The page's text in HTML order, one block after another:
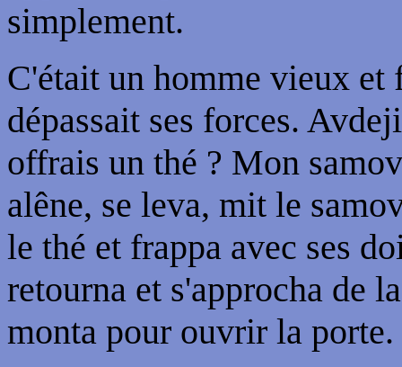
simplement.
C'était un homme vieux et
dépassait ses forces.
offrais un thé ? Mon
alêne, se leva, mit le
le thé et frappa avec ses
retourna et s'approcha de
monta pour ouvrir la porte.